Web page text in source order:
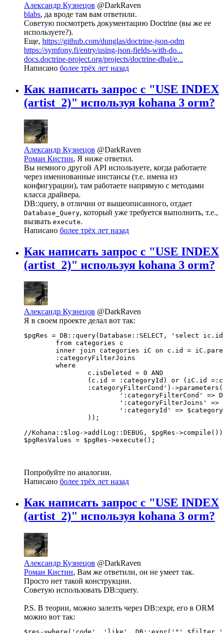
Александр Кузнецов @DarkRaven
blabs, да вроде там вам ответили.
Советую посмотреть документацию Doctrine (вы же ее
используете?).
Еще, https://github.com/dunglas/doctrine-json-odm
https://symfony.fi/entry/using-json-fields-with-do...
docs.doctrine-project.org/projects/doctrine-dbal/e...
Написано более трёх лет назад
Как написать запрос с "USE INDEX
(artist_2)" используя kohana 3 orm?
Александр Кузнецов @DarkRaven
Роман Кистин, Я ниже ответил.
Вы немного другой API используете, когда работаете
через именнованные инстансы (т.е. имена из
конфигурации), там работаете напрямую с методами
класса драйвера.
DB::query, в отличии от вышеописанного, отдает
Database_Query, который уже требуется выполнить, т.е.,
вызвать execute.
Написано более трёх лет назад
Как написать запрос с "USE INDEX
(artist_2)" используя kohana 3 orm?
Александр Кузнецов @DarkRaven
Я в своем проекте делал вот так:
$pgRes = DB::query(Database::SELECT, 'select ic.id
//Kohana::$log->add(Log::DEBUG, $pgRes-
$pgResValues = $pgRes->execute();
Попробуйте по аналогии.
Написано более трёх лет назад
Как написать запрос с "USE INDEX
(artist_2)" используя kohana 3 orm?
Александр Кузнецов @DarkRaven
Роман Кистин, Вам же ответили, он не умеет так.
Просто нет такой конструкции.
Советую использовать DB::query.
P.S. В теории, можно залезть через DB::expr, его в ORM
можно вот так: